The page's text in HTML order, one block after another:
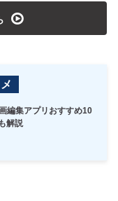
playmedia
編集アプリおすすめ10
解説